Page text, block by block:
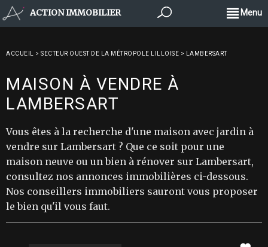
ACTION IMMOBILIER Menu
ACCUEIL > SECTEUR OUEST DE LA MÉTROPOLE LILLOISE > LAMBERSART
MAISON À VENDRE À
LAMBERSART
Vous êtes à la recherche d'une maison avec jardin à
vendre sur Lambersart ? Que ce soit pour une
maison neuve ou un bien à rénover sur Lambersart,
consultez nos annonces immobilières ci-dessous.
Nos conseillers immobiliers sauront vous proposer
le bien qu'il vous faut.